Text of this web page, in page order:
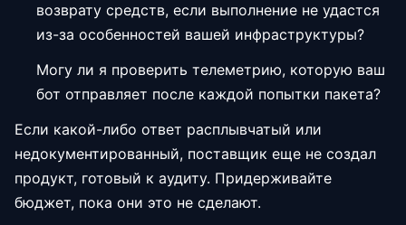
возврату средств, если выполнение не удастся
из-за особенностей вашей инфраструктуры?
Могу ли я проверить телеметрию, которую ваш
бот отправляет после каждой попытки пакета?
Если какой-либо ответ расплывчатый или
недокументированный, поставщик еще не создал
продукт, готовый к аудиту. Придерживайте
бюджет, пока они это не сделают.